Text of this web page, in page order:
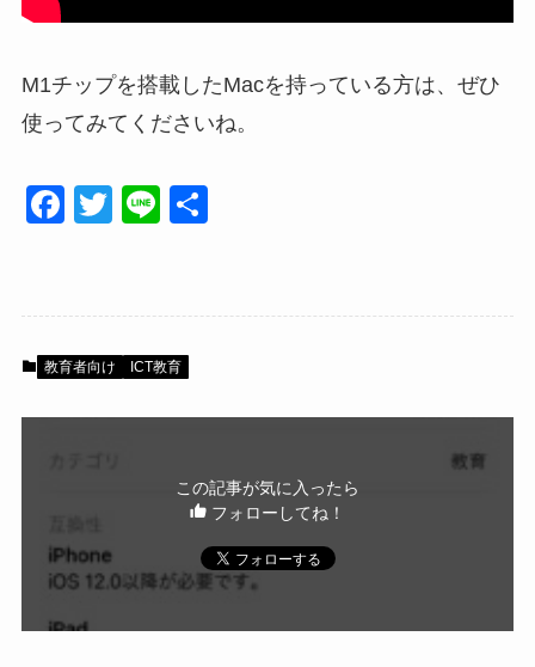
M1チップを搭載したMacを持っている方は、ぜひ
使ってみてくださいね。
F
e
b
T
er
Li
教育者向け ICT教育
この記事が気に入ったら
フォローしてね！